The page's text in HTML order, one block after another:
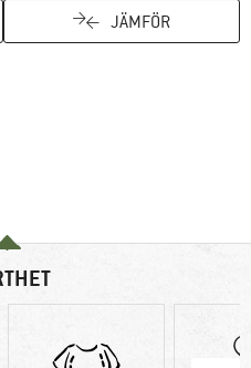
JÄMFÖR
- hitta all information här!